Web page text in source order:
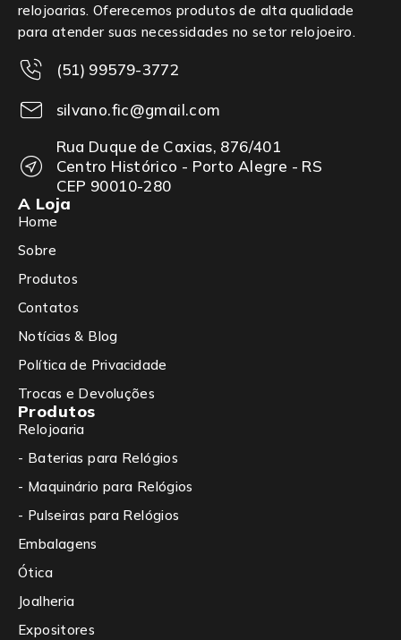
relojoarias. Oferecemos produtos de alta qualidade
para atender suas necessidades no setor relojoeiro.
(51) 99579-3772
silvano.fic@gmail.com
Rua Duque de Caxias, 876/401
Centro Histórico - Porto Alegre - RS
CEP 90010-280
A Loja
Home
Sobre
Produtos
Contatos
Notícias & Blog
Política de Privacidade
Trocas e Devoluções
Produtos
Relojoaria
- Baterias para Relógios
- Maquinário para Relógios
- Pulseiras para Relógios
Embalagens
Ótica
Joalheria
Expositores